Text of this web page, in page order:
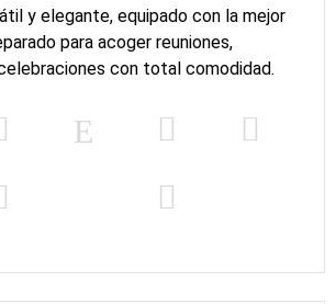
y elegante, equipado con la mejor
para acoger reuniones,
con total comodidad.